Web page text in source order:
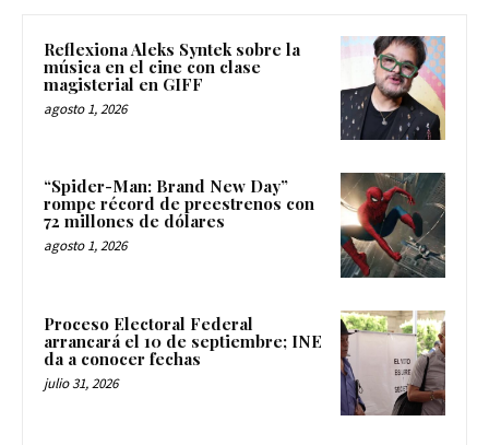
Reflexiona Aleks Syntek sobre la
música en el cine con clase
magisterial en GIFF
agosto 1, 2026
“Spider-Man: Brand New Day”
rompe récord de preestrenos con
72 millones de dólares
agosto 1, 2026
Proceso Electoral Federal
arrancará el 10 de septiembre; INE
da a conocer fechas
julio 31, 2026